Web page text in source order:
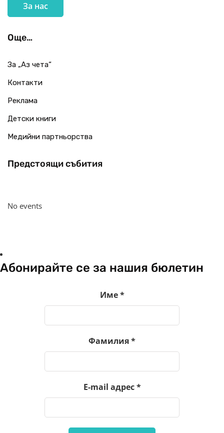
За нас
Още…
За „Аз чета“
Контакти
Реклама
Детски книги
Медийни партньорства
Предстоящи събития
No events
Абонирайте се за нашия бюлетин
Име*
Фамилия*
E-mail адрес*